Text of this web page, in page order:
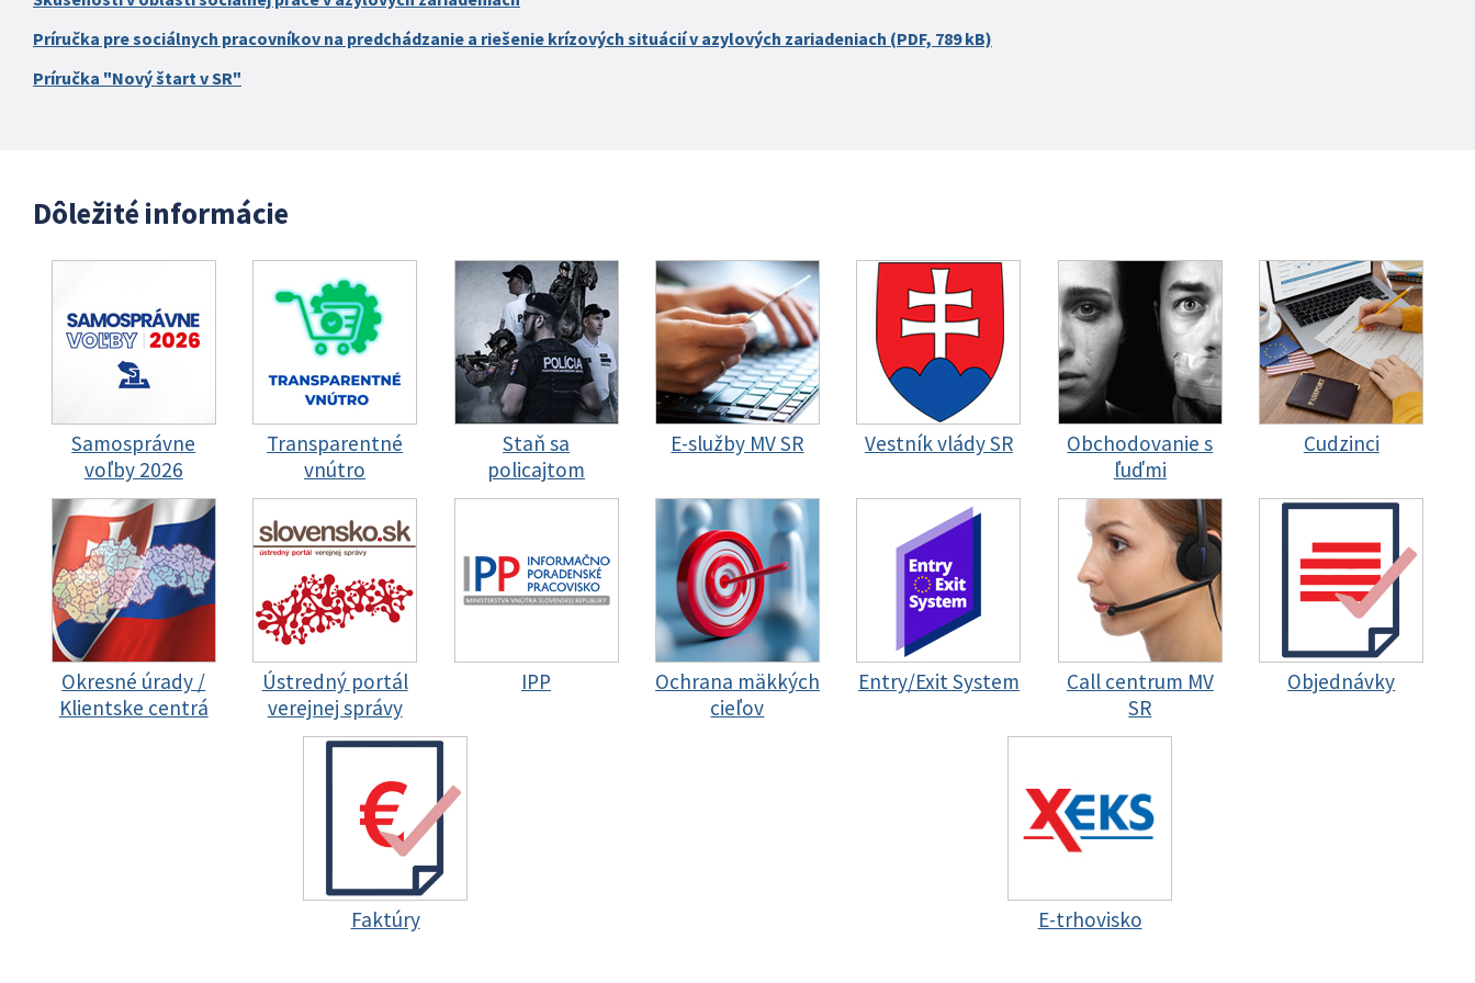
Príručka pre sociálnych pracovníkov na predchádzanie a riešenie krízových situácií v azylových zariadeniach (PDF, 789 kB)
Príručka "Nový štart v SR"
Dôležité informácie
Samosprávne
voľby 2026
Transparentné
vnútro
Staň sa
policajtom
E-služby MV SR Vestník vlády SR
Obchodovanie s
ľuďmi
Cudzinci
Okresné úrady /
Klientske centrá
Ústredný portál
verejnej správy
IPP
Ochrana mäkkých
cieľov
Entry/Exit System
Call centrum MV
SR
Objednávky
Faktúry E-trhovisko